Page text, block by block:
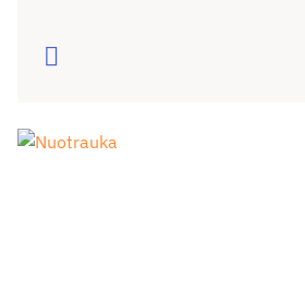
išvengti galimų nesklandumų dėl
Skaityti